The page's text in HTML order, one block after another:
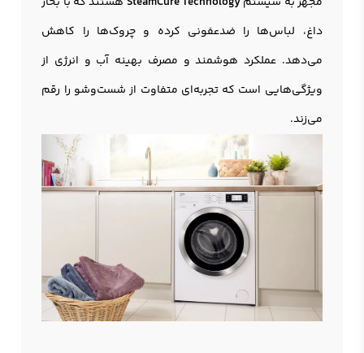
داغ، لباس‌ها را ضدعفونی کرده و چروک‌ها را کاهش
می‌دهد. عملکرد هوشمند و مصرف بهینه آب و انرژی از
ویژگی‌هایی است که تجربه‌ای متفاوت از شست‌وشو را رقم
می‌زند.